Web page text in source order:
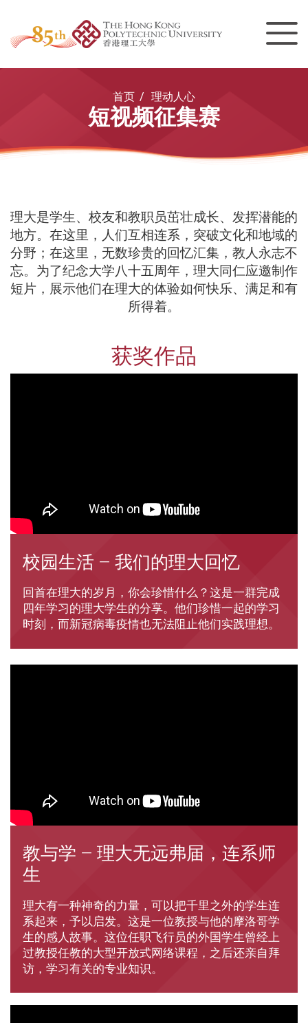
首页 理动人心
短视频征集赛
理大是学生、校友和教职员茁壮成长、发挥潜能的
地方。在这里，人们互相连系，突破文化和地域的
分野；在这里，无数珍贵的回忆汇集，教人永志不
忘。为了纪念大学八十五周年，理大同仁应邀制作
短片，展示他们在理大的体验如何快乐、满足和有
所得着。
获奖作品
校园生活 – 我们的理大回忆
回首在理大的岁月，你会珍惜什么？这是一群完成
四年学习的理大学生的分享。他们珍惜一起的学习
时刻，而新冠病毒疫情也无法阻止他们实践理想。
教与学 – 理大无远弗届，连系师
生
理大有一种神奇的力量，可以把千里之外的学生连
系起来，予以启发。这是一位教授与他的摩洛哥学
生的感人故事。这位任职飞行员的外国学生曾经上
过教授任教的大型开放式网络课程，之后还亲自拜
访，学习有关的专业知识。